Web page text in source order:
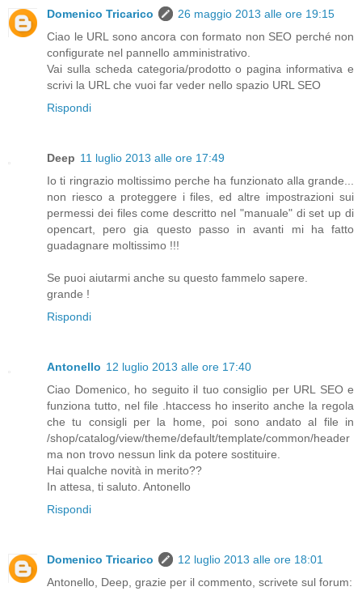
Domenico Tricarico
26 maggio 2013 alle ore 19:15
Ciao le URL sono ancora con formato non SEO perché non
configurate nel pannello amministrativo.
Vai sulla scheda categoria/prodotto o pagina informativa e
scrivi la URL che vuoi far veder nello spazio URL SEO
Rispondi
Deep 11 luglio 2013 alle ore 17:49
Io ti ringrazio moltissimo perche ha funzionato alla grande...
non riesco a proteggere i files, ed altre impostrazioni sui
permessi dei files come descritto nel "manuale" di set up di
opencart, pero gia questo passo in avanti mi ha fatto
guadagnare moltissimo !!!
Se puoi aiutarmi anche su questo fammelo sapere.
grande !
Rispondi
Antonello 12 luglio 2013 alle ore 17:40
Ciao Domenico, ho seguito il tuo consiglio per URL SEO e
funziona tutto, nel file .htaccess ho inserito anche la regola
che tu consigli per la home, poi sono andato al file in
/shop/catalog/view/theme/default/template/common/header
ma non trovo nessun link da potere sostituire.
Hai qualche novità in merito??
In attesa, ti saluto. Antonello
Rispondi
Domenico Tricarico
12 luglio 2013 alle ore 18:01
Antonello, Deep, grazie per il commento, scrivete sul forum: